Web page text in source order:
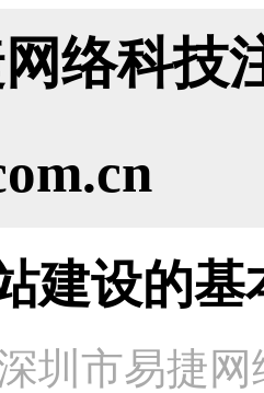
络科技
建设的基
圳市易捷